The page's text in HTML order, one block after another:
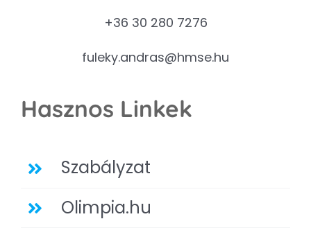
+36 30 280 7276
fuleky.andras@hmse.hu
Hasznos Linkek
Szabályzat
Olimpia.hu